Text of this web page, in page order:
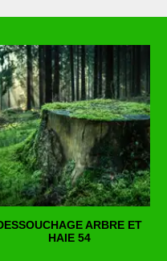
ARBRE ET
HAIE 54